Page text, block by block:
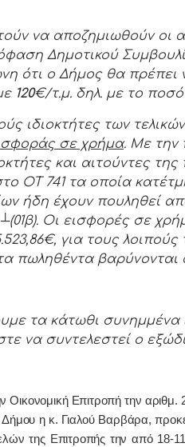
να αποζημιωθούν οι
Δημοτικού
ότι ο Δήμος θα πρέπει
120€/τ.μ. δηλ. με το
ιδιοκτήτες των
σε χρήμα. Με την
και αιτούντες
ΟΤ 741 τα οποία
ήδη έχουν πουληθεί
┴(01β). Οι εισφορές σε
για τους λοιπούς
πωληθέντα βαρύνονται
τα κάτωθι συνημμένα
να συντελεστεί ο
Επιτροπή την αριθμ.
Δήμου η κ. Γιαλού Βαρβάρα,
της Επιτροπής την από 18-